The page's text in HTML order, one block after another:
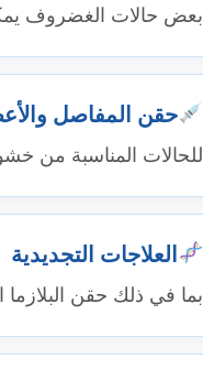
بعض حالات الغضروف
حقن المفاصل
للحالات المناسبة من
العلاجات التجديدية
بما في ذلك حقن البلازما